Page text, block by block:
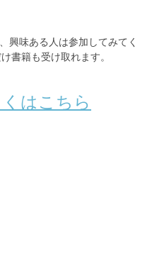
興味ある人は参加してみてく
書籍も受け取れます。
はこちら